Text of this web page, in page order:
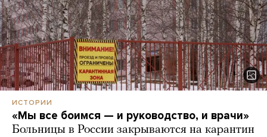
ИСТОРИИ
«Мы все боимся — и руководство, и врачи»
Больницы в России закрываются на карантин